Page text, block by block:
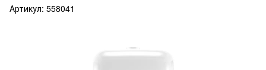
Артикул: 558041